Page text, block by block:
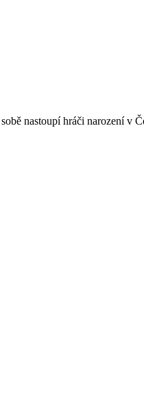
nastoupí hráči narození v